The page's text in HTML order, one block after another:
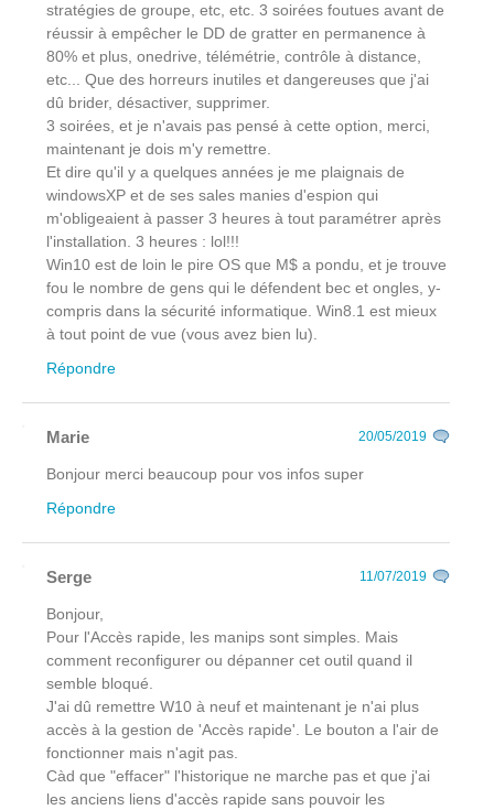
stratégies de groupe, etc, etc. 3 soirées foutues avant de
réussir à empêcher le DD de gratter en permanence à
80% et plus, onedrive, télémétrie, contrôle à distance,
etc... Que des horreurs inutiles et dangereuses que j'ai
dû brider, désactiver, supprimer.
3 soirées, et je n'avais pas pensé à cette option, merci,
maintenant je dois m'y remettre.
Et dire qu'il y a quelques années je me plaignais de
windowsXP et de ses sales manies d'espion qui
m'obligeaient à passer 3 heures à tout paramétrer après
l'installation. 3 heures : lol!!!
Win10 est de loin le pire OS que M$ a pondu, et je trouve
fou le nombre de gens qui le défendent bec et ongles, y-
compris dans la sécurité informatique. Win8.1 est mieux
à tout point de vue (vous avez bien lu).
Répondre
Marie 20/05/2019
Bonjour merci beaucoup pour vos infos super
Répondre
Serge 11/07/2019
Bonjour,
Pour l'Accès rapide, les manips sont simples. Mais
comment reconfigurer ou dépanner cet outil quand il
semble bloqué.
J'ai dû remettre W10 à neuf et maintenant je n'ai plus
accès à la gestion de 'Accès rapide'. Le bouton a l'air de
fonctionner mais n'agit pas.
Càd que "effacer" l'historique ne marche pas et que j'ai
les anciens liens d'accès rapide sans pouvoir les